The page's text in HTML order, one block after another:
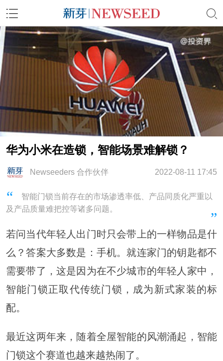
华为小米在造锁，智能场景难解锁？
2022-08-11 17:45
Newseeders 合作伙伴
智能门锁当前存在的市场渗透率低、产品同质化严重以
及产品质量难把控等诸多问题。
若问当代年轻人出门时只会带上的一样物品是什
么？答案大多数是：手机。就连家门的钥匙都不
需要带了，这是因为在不少城市的年轻人家中，
智能门锁正取代传统门锁，成为新式家装的标
配。
最近这两年来，随着全屋智能的风潮涌起，智能
门锁这个赛道也越来越热闹了。